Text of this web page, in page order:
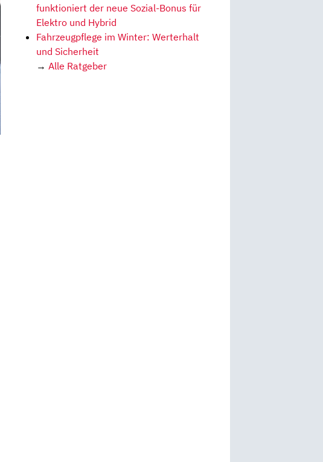
funktioniert der neue Sozial-Bonus für
Elektro und Hybrid
Fahrzeugpflege im Winter: Werterhalt
und Sicherheit
→ Alle Ratgeber